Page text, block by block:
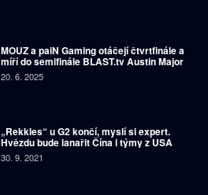
MOUZ a paiN Gaming otáčejí čtvrtfinále a
míří do semifinále BLAST.tv Austin Major
20. 6. 2025
„Rekkles“ u G2 končí, myslí si expert.
Hvězdu bude lanařit Čína i týmy z USA
30. 9. 2021